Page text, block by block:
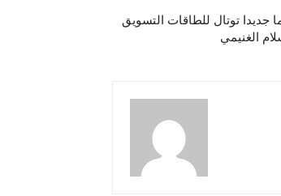
جديدا توتال للطاقات التسويق
الغنيمي